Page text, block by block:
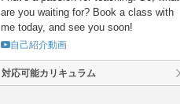
are you waiting for? Book a class with
me today, and see you soon!
自己紹介動画
対応可能カリキュラム